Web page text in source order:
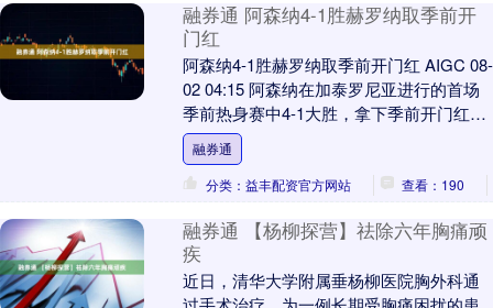
融券通 阿森纳4-1胜赫罗纳取季前开
门红
阿森纳4-1胜赫罗纳取季前开门红 AIGC 08-
02 04:15 阿森纳在加泰罗尼亚进行的首场
季前热身赛中4-1大胜，拿下季前开门红。
马克斯·道曼贡献1球1助....
融券通
分类：益丰配资官方网站
查看：190
融券通 【杨柳探营】祛除六年胸痛顽
疾
近日，清华大学附属垂杨柳医院胸外科通